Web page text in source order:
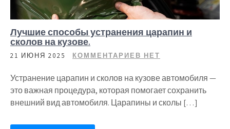
Лучшие способы устранения царапин и
сколов на кузове.
21 ИЮНЯ 2025 КОММЕНТАРИЕВ НЕТ
Устранение царапин и сколов на кузове автомобиля —
это важная процедура, которая помогает сохранить
внешний вид автомобиля. Царапины и сколы […]